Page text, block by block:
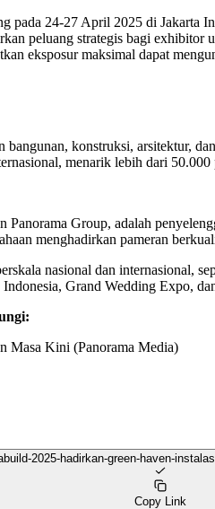
24-27 April 2025 di Jakarta
peluang strategis bagi
eksposur maksimal dapat
konstruksi, arsitektur,
menarik lebih dari
Group, adalah
menghadirkan pameran
nasional dan
Grand Wedding Expo,
Masa Kini (Panorama Media)
2025-hadirkan-green-haven-
Copy Link